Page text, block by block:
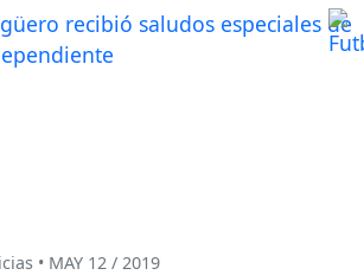
• MAY 12 / 2019